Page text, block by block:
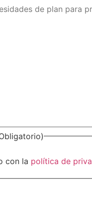
con la política de